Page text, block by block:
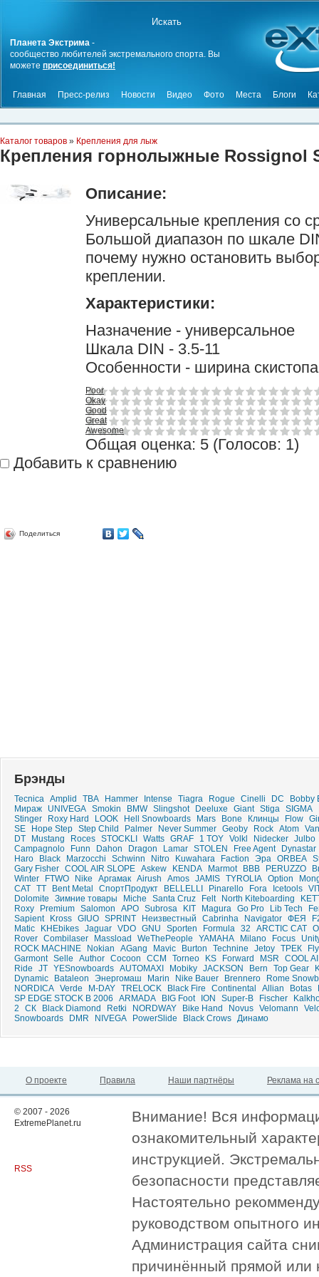
Планета Экстрима -
сообщество любителей экстремального спорта. Вы
можете присоединиться!
Главная Пресс-релиз Новости Видео Фото Места Блоги
Каталог товаров » Крепления для лыж
Крепления горнолыжные Rossignol
Описание:
Универсальные крепления со
Большой диапазон по шкале
почему нужно остановить
креплении.
Характеристики:
Назначение - универсальное
Шкала DIN - 3.5-11
Особенности - ширина
Poor
Okay
Good
Great
Awesome
Общая оценка: 5 (Голосов: 1)
Добавить к сравнению
Поделиться
Брэнды
Tecnica Amplid TBA Hammer Intense Tiagra Rogue Cinelli DC
Bobby
Мираж
UNIVEGA Smokin BMW Slingshot Deeluxe Giant Stiga SIGMA
Stinger
Roxy Hard LOOK Hell Snowboards Mars Bone Клинцы Flow
SE
Hope Step Step Child Palmer Never Summer Geoby Rock Atom
DT
Mustang Roces STOCKLI Watts GRAF 1 TOY Volkl Nidecker Julbo
Campagnolo
Funn Dahon Dragon Lamar STOLEN Free Agent
Dynastar
Haro
Black Marzocchi Schwinn Nitro Kuwahara Faction Эра ORBEA
Gary Fisher COOL AIR SLOPE Askew KENDA Marmot BBB PERUZZO
Winter
FTWO Nike Аргамак Airush Amos JAMIS TYROLIA Option
CAT ТТ Bent Metal СпортПродукт BELLELLI Pinarello Fora Icetools
Dolomite
Зимние товары Miche Santa Cruz Felt North Kiteboarding
Roxy
Premium Salomon APO Subrosa KIT Magura Go Pro Lib Tech
Sapient
Kross GIUO SPRINT Неизвестный Cabrinha Navigator ФЕЯ
Matic
KHEbikes Jaguar VDO GNU Sporten Formula 32 ARCTIC CAT
Rover Combilaser Massload WeThePeople YAMAHA Milano Focus
ROCK MACHINE
Nokian AGang Mavic Burton Technine Jetoy ТРЕК
Fly
Garmont Selle Author Cocoon CCM Torneo KS Forward MSR
COOL
Ride
JT YESnowboards AUTOMAXI Mobiky JACKSON Bern Top Gear
Dynamic
Bataleon Энергомаш Marin Nike Bauer Brennero
Rome
NORDICA Verde M-DAY TRELOCK Black Fire Continental Allian Botas
SP EDGE STOCK B 2006
ARMADA BIG Foot ION Super-B Fischer
2
СК Black Diamond Retki NORDWAY Bike Hand Novus Velomann
Snowboards
DMR NIVEGA PowerSlide Black Crows Динамо
О проекте Правила Наши партнёры Реклама на
© 2007 - 2026
ExtremePlanet.ru
RSS
Внимание! Вся
ознакомительный
инструкцией.
безопасности
Настоятельно
руководством опытного
Администрация сайта
причинённый прямой или